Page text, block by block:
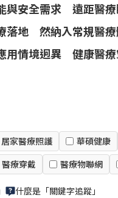
與安全需求 遠距醫
落地 然納入常規醫
用情境迥異 健康醫
居家醫療照護 華碩健康
醫療穿戴 醫療物聯網
什麼是「關鍵字追蹤」